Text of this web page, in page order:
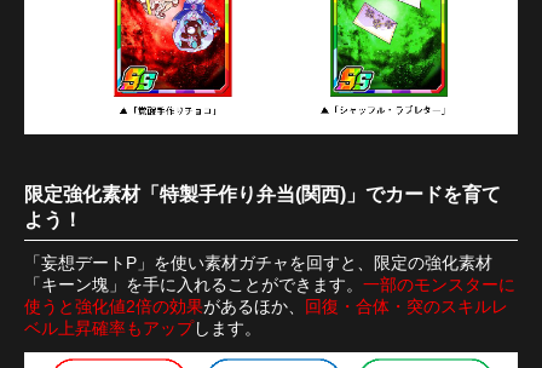
限定強化素材「特製手作り弁当(関西)」でカードを育て
よう！
「妄想デートP」を使い素材ガチャを回すと、限定の強化素材
「キーン塊」を手に入れることができます。 一部のモンスターに
使うと強化値2倍の効果があるほか、 回復・合体・突のスキルレ
ベル上昇確率もアップします。